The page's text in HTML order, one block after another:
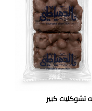
تشوكليت كبير